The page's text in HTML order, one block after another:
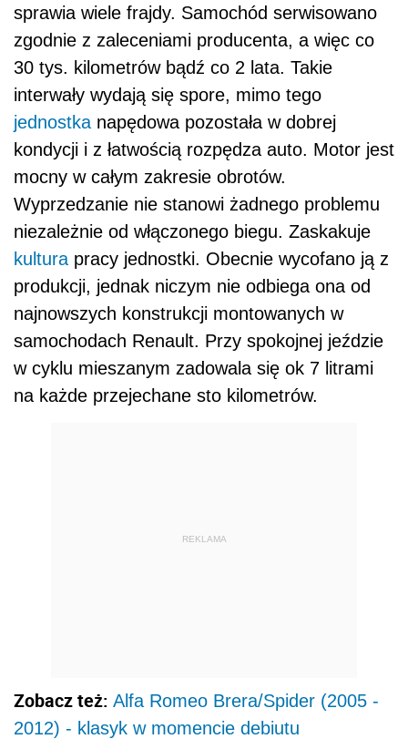
sprawia wiele frajdy. Samochód serwisowano
zgodnie z zaleceniami producenta, a więc co
30 tys. kilometrów bądź co 2 lata. Takie
interwały wydają się spore, mimo tego
jednostka napędowa pozostała w dobrej
kondycji i z łatwością rozpędza auto. Motor jest
mocny w całym zakresie obrotów.
Wyprzedzanie nie stanowi żadnego problemu
niezależnie od włączonego biegu. Zaskakuje
kultura pracy jednostki. Obecnie wycofano ją z
produkcji, jednak niczym nie odbiega ona od
najnowszych konstrukcji montowanych w
samochodach Renault. Przy spokojnej jeździe
w cyklu mieszanym zadowala się ok 7 litrami
na każde przejechane sto kilometrów.
REKLAMA
Zobacz też: Alfa Romeo Brera/Spider (2005 -
2012) - klasyk w momencie debiutu